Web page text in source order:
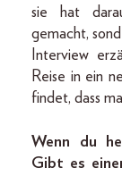
sie hat
gemacht,
Interview
Reise in ein
findet, dass
Wenn du
Gibt es